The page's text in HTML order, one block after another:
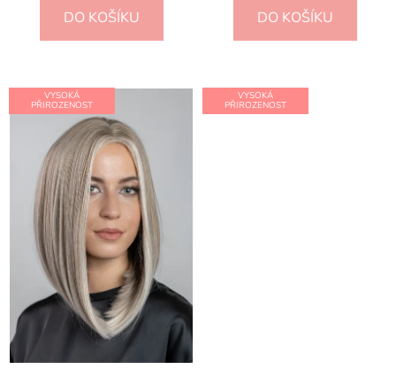
DO KOŠÍKU DO KOŠÍKU
VYSOKÁ
PŘIROZENOST
VYSOKÁ
PŘIROZENOST